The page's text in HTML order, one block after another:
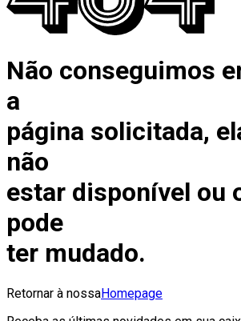
Não conseguimos
a
página solicitada,
não
estar disponível ou
pode
ter mudado.
Retornar à nossaHomepage